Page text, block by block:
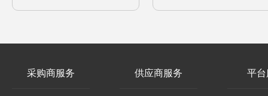
采购商服务 供应商服务 平